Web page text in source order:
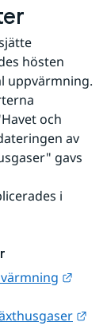
hösten
uppvärmning.
och
av
gavs
i